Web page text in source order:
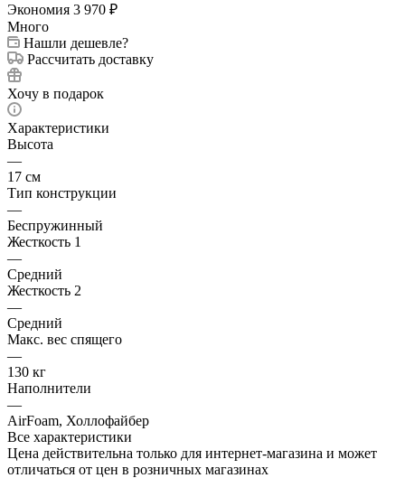
Экономия 3 970 ₽
Много
Нашли дешевле?
Рассчитать доставку
Хочу в подарок
Характеристики
Высота
—
17 см
Тип конструкции
—
Беспружинный
Жесткость 1
—
Средний
Жесткость 2
—
Средний
Макс. вес спящего
—
130 кг
Наполнители
—
AirFoam, Холлофайбер
Все характеристики
Цена действительна только для интернет-магазина и может
отличаться от цен в розничных магазинах